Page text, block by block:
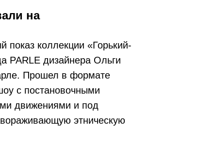
показ коллекции «Горький-
PARLE дизайнера Ольги
Прошел в формате
с постановочными
движениями и под
этническую
на